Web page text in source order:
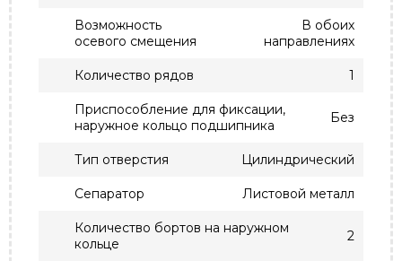
Возможность
осевого смещения
В обоих
направлениях
Количество рядов 1
Приспособление для фиксации,
наружное кольцо подшипника
Без
Тип отверстия Цилиндрический
Сепаратор Листовой металл
Количество бортов на наружном
кольце
2